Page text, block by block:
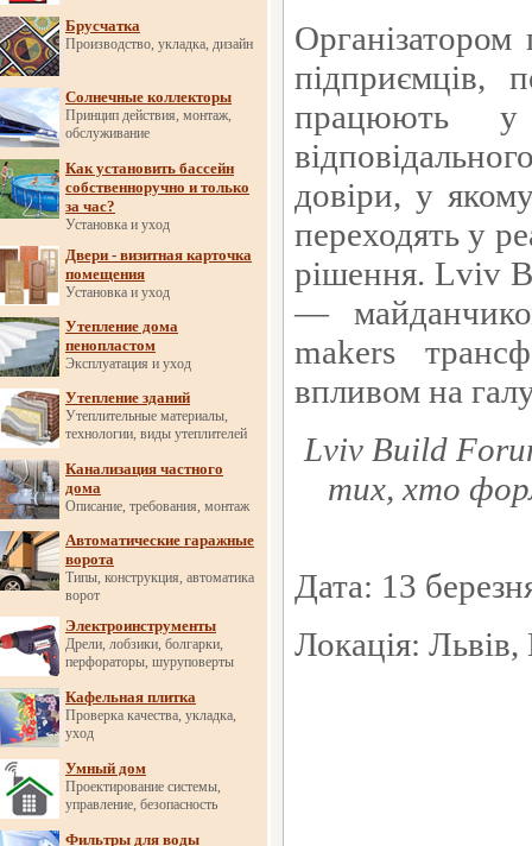
Брусчатка
Производство, укладка, дизайн
Солнечные коллекторы
Принцип действия, монтаж,
обслуживание
Как установить бассейн
собственноручно и только
за час?
Установка и уход
Двери - визитная карточка
помещения
Установка и уход
Утепление дома
пенопластом
Эксплуатация и уход
Утепление зданий
Утеплительные материалы,
технологии, виды утеплителей
Канализация частного
дома
Описание, требования, монтаж
Автоматические гаражные
ворота
Типы, конструкция, автоматика
ворот
Электроинструменты
Дрели, лобзики, болгарки,
перфораторы, шуруповерты
Кафельная плитка
Проверка качества, укладка,
уход
Умный дом
Проектирование системы,
управление, безопасность
Фильтры для воды
підприємців,
працюють у
довіри, у
переходять у
рішення. Lviv
—
makers
впливом на
Lviv Build
тих, хто
Дата: 13
Локація: Львів,